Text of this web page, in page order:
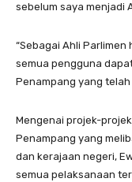
sebelum saya menjadi
“Sebagai Ahli
semua pengguna
Penampang yang
Mengenai projek-
Penampang yang
dan kerajaan negeri,
semua pelaksanaan